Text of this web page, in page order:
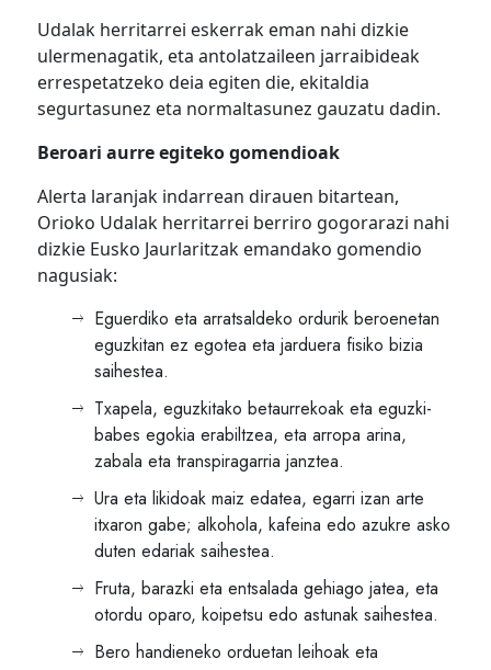
Udalak herritarrei eskerrak eman nahi dizkie
ulermenagatik, eta antolatzaileen jarraibideak
errespetatzeko deia egiten die, ekitaldia
segurtasunez eta normaltasunez gauzatu dadin.
Beroari aurre egiteko gomendioak
Alerta laranjak indarrean dirauen bitartean,
Orioko Udalak herritarrei berriro gogorarazi nahi
dizkie Eusko Jaurlaritzak emandako gomendio
nagusiak:
Eguerdiko eta arratsaldeko ordurik beroenetan
eguzkitan ez egotea eta jarduera fisiko bizia
saihestea.
Txapela, eguzkitako betaurrekoak eta eguzki-
babes egokia erabiltzea, eta arropa arina,
zabala eta transpiragarria janztea.
Ura eta likidoak maiz edatea, egarri izan arte
itxaron gabe; alkohola, kafeina edo azukre asko
duten edariak saihestea.
Fruta, barazki eta entsalada gehiago jatea, eta
otordu oparo, koipetsu edo astunak saihestea.
Bero handieneko orduetan leihoak eta